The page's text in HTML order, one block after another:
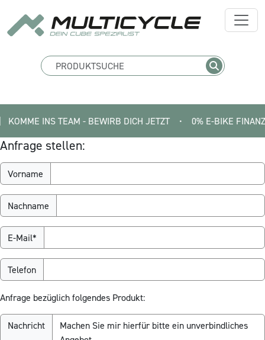
INS TEAM - BEWIRB DICH JETZT • 0% E-BIKE
Anfrage stellen:
Vorname
Nachname
E-Mail*
Telefon
Anfrage bezüglich folgendes Produkt:
Nachricht